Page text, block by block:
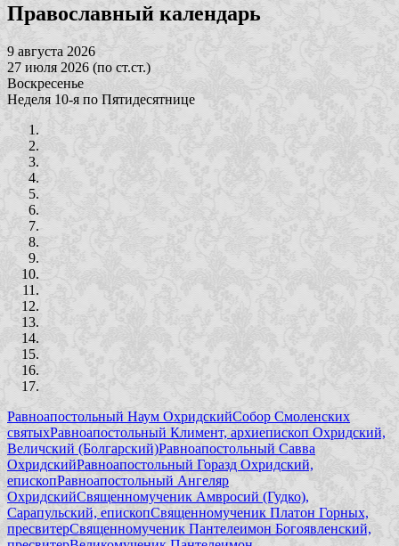
Православный календарь
9 августа 2026
27 июля 2026 (по ст.ст.)
Воскресенье
Неделя 10-я по Пятидесятнице
Равноапостольный Наум ОхридскийСобор Смоленских
святыхРавноапостольный Климент, архиепископ Охридский,
Величский (Болгарский)Равноапостольный Савва
ОхридскийРавноапостольный Горазд Охридский,
епископРавноапостольный Ангеляр
ОхридскийСвященномученик Амвросий (Гудко),
Сарапульский, епископСвященномученик Платон Горных,
пресвитерСвященномученик Пантелеимон Богоявленский,